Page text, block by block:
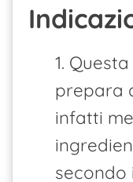
1.
prepara
infatti
secondo